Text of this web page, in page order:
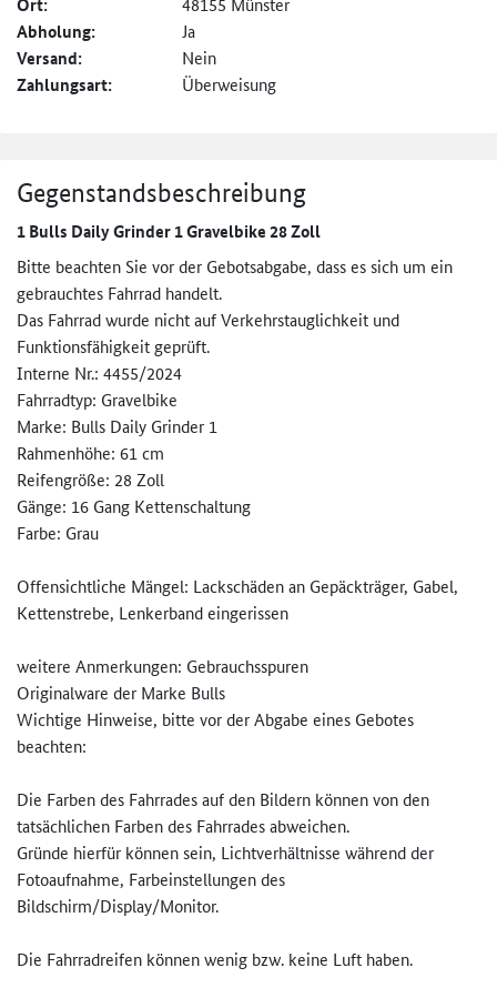
Abholung: Ja
Versand: Nein
Zahlungsart: Überweisung
Gegenstandsbeschreibung
1 Bulls Daily Grinder 1 Gravelbike 28 Zoll
Bitte beachten Sie vor der Gebotsabgabe, dass es sich um ein
gebrauchtes Fahrrad handelt.
Das Fahrrad wurde nicht auf Verkehrstauglichkeit und
Funktionsfähigkeit geprüft.
Interne Nr.: 4455/2024
Fahrradtyp: Gravelbike
Marke: Bulls Daily Grinder 1
Rahmenhöhe: 61 cm
Reifengröße: 28 Zoll
Gänge: 16 Gang Kettenschaltung
Farbe: Grau
Offensichtliche Mängel: Lackschäden an Gepäckträger, Gabel,
Kettenstrebe, Lenkerband eingerissen
weitere Anmerkungen: Gebrauchsspuren
Originalware der Marke Bulls
Wichtige Hinweise, bitte vor der Abgabe eines Gebotes
beachten:
Die Farben des Fahrrades auf den Bildern können von den
tatsächlichen Farben des Fahrrades abweichen.
Gründe hierfür können sein, Lichtverhältnisse während der
Fotoaufnahme, Farbeinstellungen des
Bildschirm/Display/Monitor.
Die Fahrradreifen können wenig bzw. keine Luft haben.